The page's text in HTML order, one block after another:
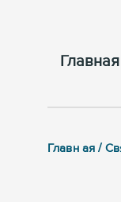
Главная
Главн ая /